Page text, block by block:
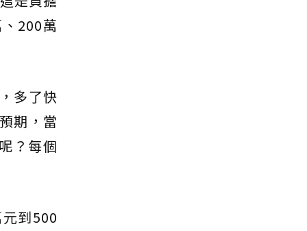
200萬
多了快
期，當
？每個
到500